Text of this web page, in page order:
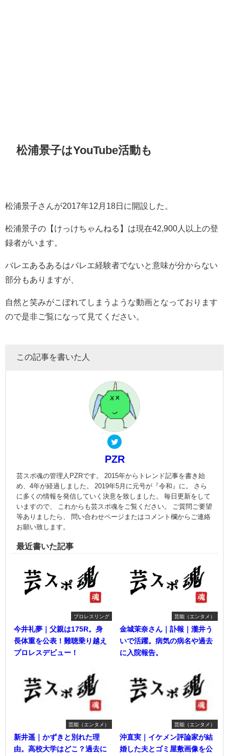
松浦景子はYouTube活動も
松浦景子さんが2017年12月18日に開設した。
松浦景子の【けっけちゃんねる】は現在42,900人以上の登
録者がいます。
バレエあるあるはバレエ経験者でないと意味が分からない
部分もありますが、
自然と笑みがこぼれてしまうような動画となっております
ので是非ご覧になって見てください。
この記事を書いた人
PZR
芸スポ魂の管理人PZRです。 2015年からトレンド記事を書き始
め、4年が経過しました。 2019年5月に元号が『令和』に。 さら
に多くの情報を発信していく決意を致しました。 毎日更新をして
いますので、 これからも芸スポ魂をご覧ください。 ご質問ご要望
等ありましたら、 問い合わせページまたはコメント欄からご連絡
お願い致します。
最近書いた記事
プロレスリング
今井礼夢｜父親は175R。身
長体重を公表！難聴乗り越え
プロレスデビュー！
芸能（エンタメ）
金城茉奈さん｜訃報｜瀧井う
いで活躍。病気の病名や過去
に入院報告。
芸能（エンタメ）
新井遥｜かずきと別れた理
由。高校大学はどこ？過去に
芸能（エンタメ）
沖直実｜イケメン評論家が結
婚した夫とゴミ屋敷画像を公